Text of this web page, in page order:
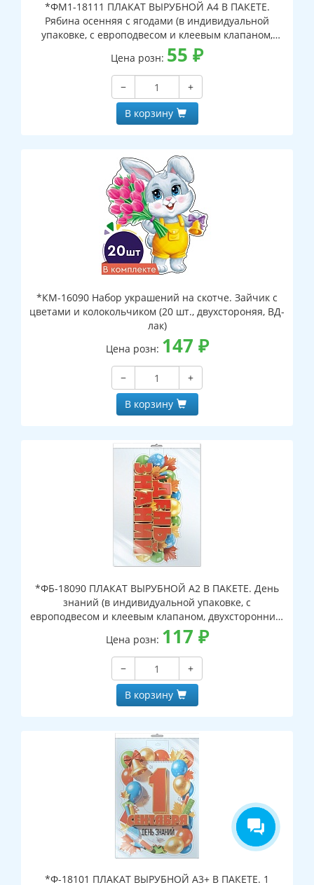
*ФМ1-18111 ПЛАКАТ ВЫРУБНОЙ А4 В ПАКЕТЕ.
Рябина осенняя с ягодами (в индивидуальной
упаковке, с европодвесом и клеевым клапаном,
двухсторонний, ВД-лак)
Цена розн: 55 ₽
−
+
В корзину
*КМ-16090 Набор украшений на скотче. Зайчик с
цветами и колокольчиком (20 шт., двухстороняя, ВД-
лак)
Цена розн: 147 ₽
−
+
В корзину
*ФБ-18090 ПЛАКАТ ВЫРУБНОЙ А2 В ПАКЕТЕ. День
знаний (в индивидуальной упаковке, с
европодвесом и клеевым клапаном, двухсторонний,
ВД-лак)
Цена розн: 117 ₽
−
+
В корзину
*Ф-18101 ПЛАКАТ ВЫРУБНОЙ А3+ В ПАКЕТЕ. 1